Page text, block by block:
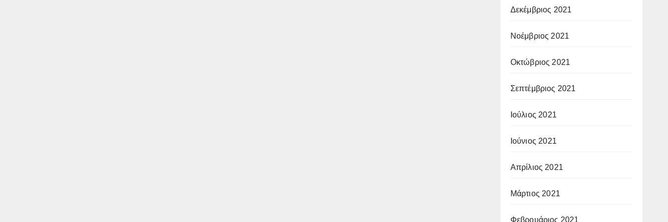
Δεκέμβριος 2021
Νοέμβριος 2021
Οκτώβριος 2021
Σεπτέμβριος 2021
Ιούλιος 2021
Ιούνιος 2021
Απρίλιος 2021
Μάρτιος 2021
Φεβρουάριος 2021